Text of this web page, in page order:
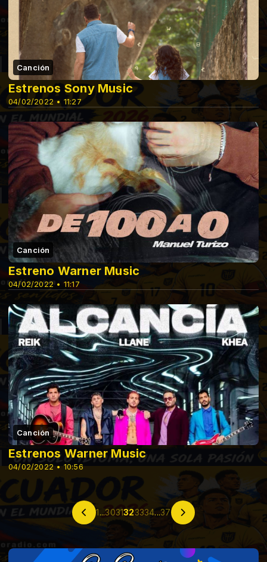
Canción
04/02/2022 • 11:27
Estrenos Sony Music
Canción
04/02/2022 • 11:17
Estreno Warner Music
Canción
04/02/2022 • 10:56
Estrenos Warner Music
1...3031323334...37